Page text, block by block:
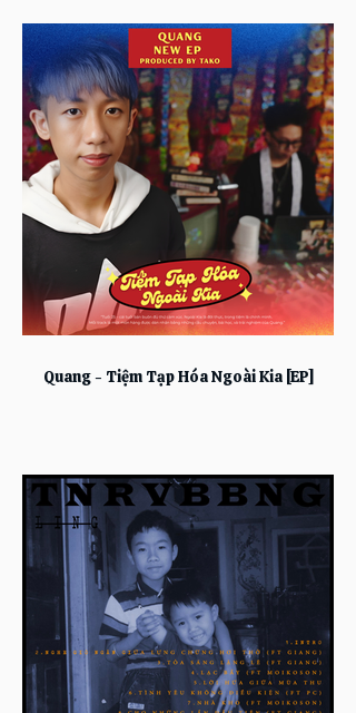
Quang - Tiệm Tạp Hóa Ngoài Kia [EP]